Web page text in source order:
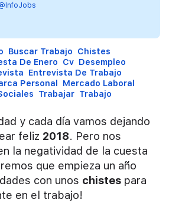
Buscar Trabajo Chistes
De Enero Cv Desempleo
Entrevista De Trabajo
Personal Mercado Laboral
Trabajar Trabajo
y cada día vamos dejando
feliz 2018. Pero nos
la negatividad de la cuesta
que empieza un año
con unos chistes para
en el trabajo!